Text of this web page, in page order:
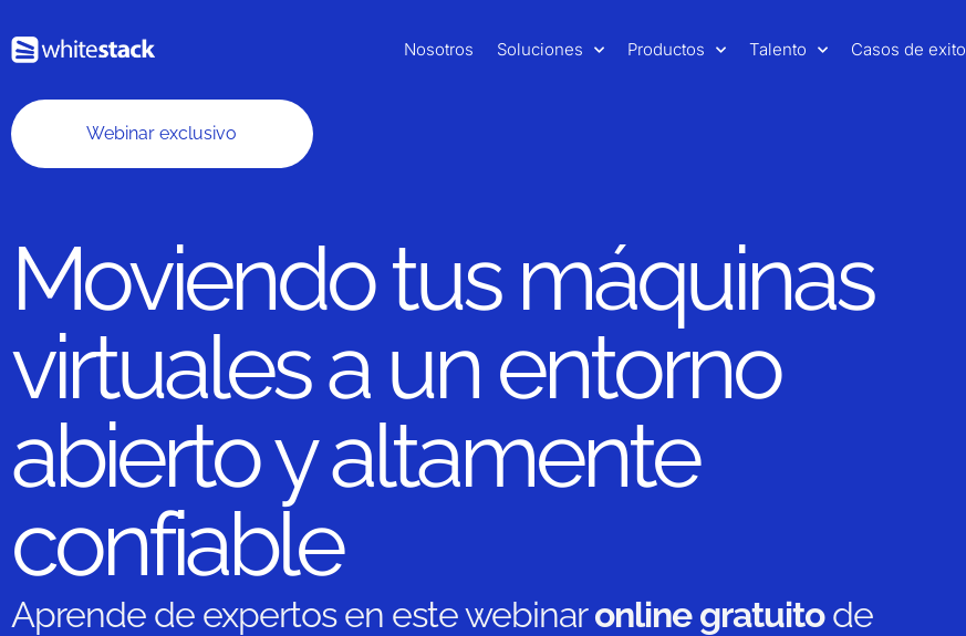
Nosotros Soluciones Productos Talento Casos de exito
Webinar exclusivo
Moviendo tus máquinas
virtuales a un entorno
abierto y altamente
confiable
Aprende de expertos en este webinaronline gratuitode